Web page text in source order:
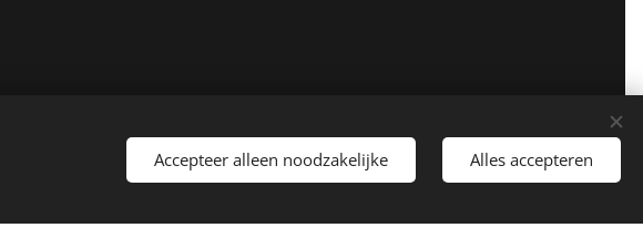
Accepteer alleen noodzakelijke Alles accepteren